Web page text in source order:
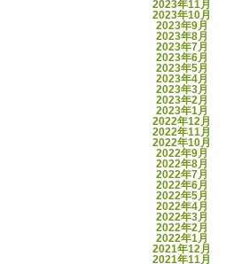
2023年11月
2023年10月
2023年9月
2023年8月
2023年7月
2023年6月
2023年5月
2023年4月
2023年3月
2023年2月
2023年1月
2022年12月
2022年11月
2022年10月
2022年9月
2022年8月
2022年7月
2022年6月
2022年5月
2022年4月
2022年3月
2022年2月
2022年1月
2021年12月
2021年11月